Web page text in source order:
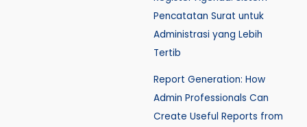
Pencatatan Surat untuk
Administrasi yang Lebih
Tertib
Report Generation: How
Admin Professionals Can
Create Useful Reports from